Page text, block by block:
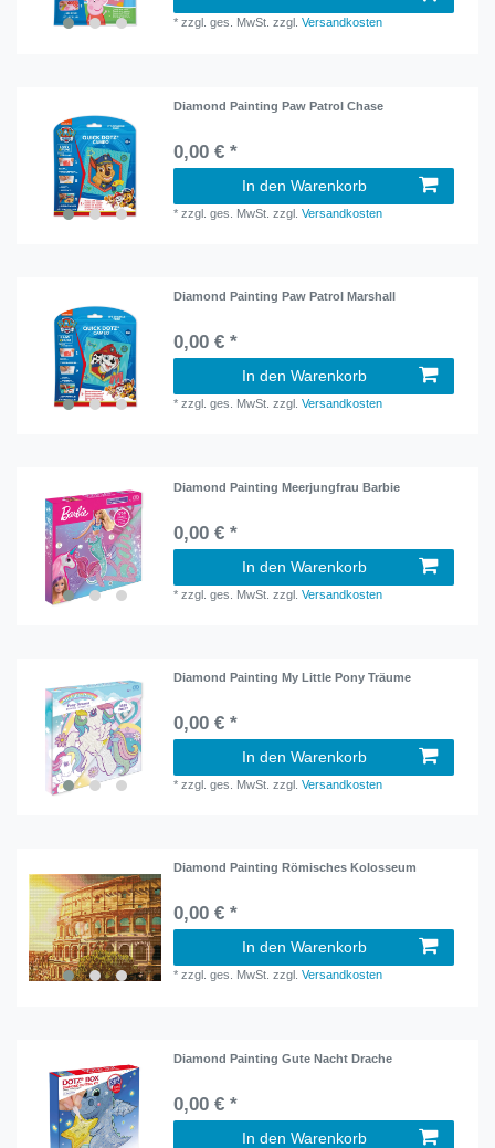
*zzgl. ges. MwSt. zzgl.Versandkosten
Diamond Painting Paw Patrol Chase
0,00 € *
In den Warenkorb
*zzgl. ges. MwSt. zzgl.Versandkosten
Diamond Painting Paw Patrol Marshall
0,00 € *
In den Warenkorb
*zzgl. ges. MwSt. zzgl.Versandkosten
Diamond Painting Meerjungfrau Barbie
0,00 € *
In den Warenkorb
*zzgl. ges. MwSt. zzgl.Versandkosten
Diamond Painting My Little Pony Träume
0,00 € *
In den Warenkorb
*zzgl. ges. MwSt. zzgl.Versandkosten
Diamond Painting Römisches Kolosseum
0,00 € *
In den Warenkorb
*zzgl. ges. MwSt. zzgl.Versandkosten
Diamond Painting Gute Nacht Drache
0,00 € *
In den Warenkorb